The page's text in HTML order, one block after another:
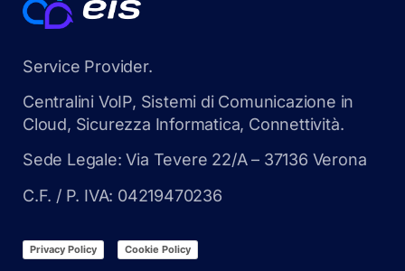
Service Provider.
Centralini VoIP, Sistemi di Comunicazione in
Cloud, Sicurezza Informatica, Connettività.
Sede Legale: Via Tevere 22/A – 37136 Verona
C.F. / P. IVA: 04219470236
Privacy Policy Cookie Policy